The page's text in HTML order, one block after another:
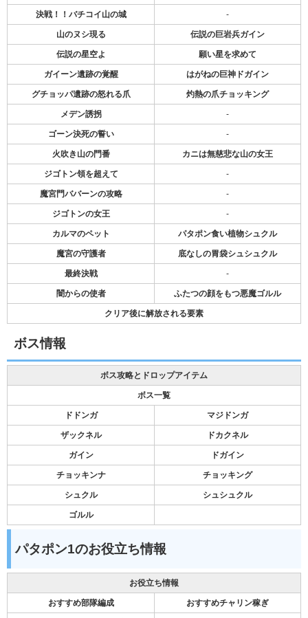
決戦！！バチコイ山の城 -
山のヌシ現る 伝説の巨岩兵ガイン
伝説の星空よ 願い星を求めて
ガイーン遺跡の覚醒 はがねの巨神ドガイン
グチョッパ遺跡の怒れる爪 灼熱の爪チョッキング
メデン誘拐 -
ゴーン決死の誓い -
火吹き山の門番 カニは無慈悲な山の女王
ジゴトン領を超えて -
魔宮門ババーンの攻略 -
ジゴトンの女王 -
カルマのペット パタポン食い植物シュクル
魔宮の守護者 底なしの胃袋シュシュクル
最終決戦 -
闇からの使者 ふたつの顔をもつ悪魔ゴルル
クリア後に解放される要素
ボス情報
ボス攻略とドロップアイテム
ボス一覧
ドドンガ マジドンガ
ザックネル ドカクネル
ガイン ドガイン
チョッキンナ チョッキング
シュクル シュシュクル
ゴルル
パタポン1のお役立ち情報
お役立ち情報
おすすめ部隊編成 おすすめチャリン稼ぎ